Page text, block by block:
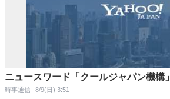
ニュースワード「クールジャパン機構」
時事通信 8/9(日) 3:51